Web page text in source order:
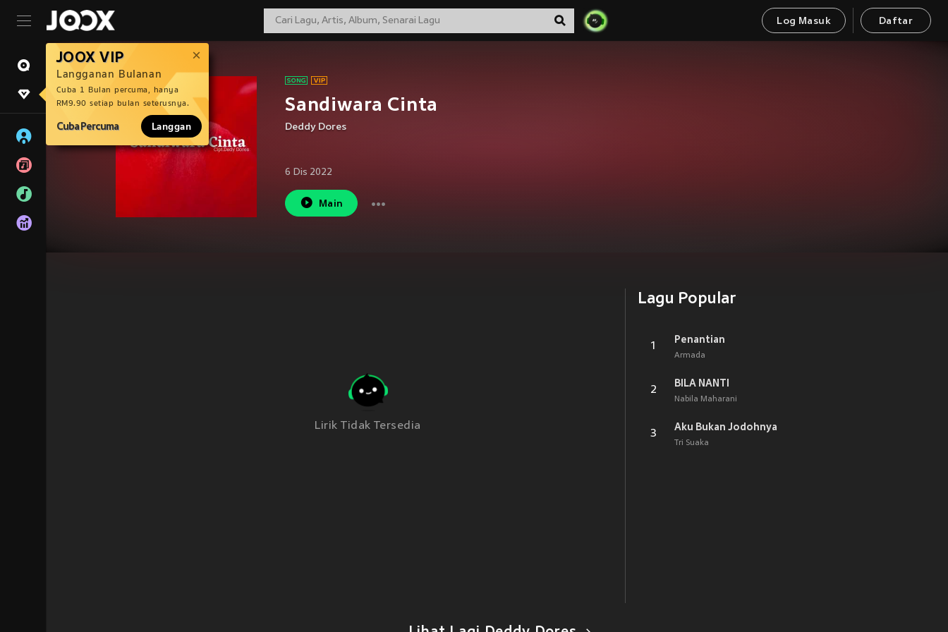
Log Masuk Daftar
JOOX VIP
Langganan Bulanan
Cuba 1 Bulan percuma, hanya
RM9.90 setiap bulan seterusnya.
Cuba Percuma Langgan
Sandiwara Cinta
Deddy Dores
6 Dis 2022
Main
Lirik Tidak Tersedia
Lagu Popular
1
Penantian
Armada
2
BILA NANTI
Nabila Maharani
3
Aku Bukan Jodohnya
Tri Suaka